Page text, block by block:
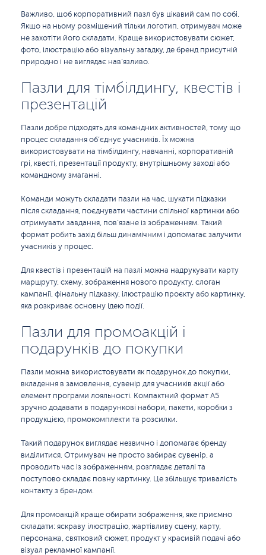
Важливо, щоб корпоративний пазл був цікавий сам по собі.
Якщо на ньому розміщений тільки логотип, отримувач може
не захотіти його складати. Краще використовувати сюжет,
фото, ілюстрацію або візуальну загадку, де бренд присутній
природно і не виглядає нав’язливо.
Пазли для тімбілдингу, квестів і
презентацій
Пазли добре підходять для командних активностей, тому що
процес складання об’єднує учасників. Їх можна
використовувати на тімбілдингу, навчанні, корпоративній
грі, квесті, презентації продукту, внутрішньому заході або
командному змаганні.
Команди можуть складати пазли на час, шукати підказки
після складання, поєднувати частини спільної картинки або
отримувати завдання, пов’язане із зображенням. Такий
формат робить захід більш динамічним і допомагає залучити
учасників у процес.
Для квестів і презентацій на пазлі можна надрукувати карту
маршруту, схему, зображення нового продукту, слоган
кампанії, фінальну підказку, ілюстрацію проєкту або картинку,
яка розкриває основну ідею події.
Пазли для промоакцій і
подарунків до покупки
Пазли можна використовувати як подарунок до покупки,
вкладення в замовлення, сувенір для учасників акції або
елемент програми лояльності. Компактний формат A5
зручно додавати в подарункові набори, пакети, коробки з
продукцією, промокомплекти та розсилки.
Такий подарунок виглядає незвично і допомагає бренду
виділитися. Отримувач не просто забирає сувенір, а
проводить час із зображенням, розглядає деталі та
поступово складає повну картинку. Це збільшує тривалість
контакту з брендом.
Для промоакцій краще обирати зображення, яке приємно
складати: яскраву ілюстрацію, жартівливу сцену, карту,
персонажа, святковий сюжет, продукт у красивій подачі або
візуал рекламної кампанії.